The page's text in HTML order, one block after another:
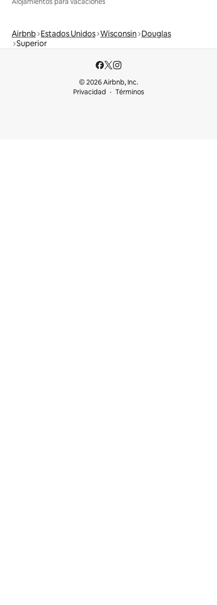
Airbnb Estados Unidos Wisconsin Douglas
Superior
© 2026 Airbnb, Inc.
Privacidad
Términos